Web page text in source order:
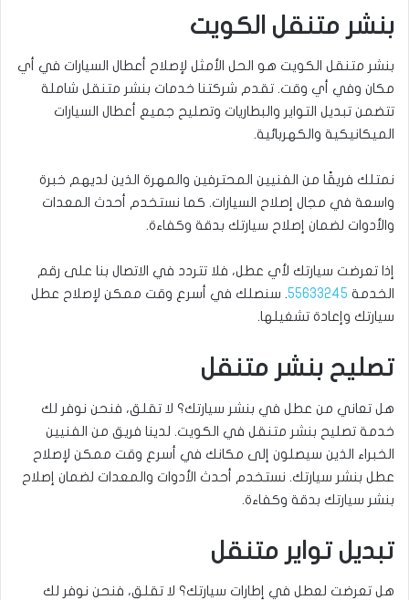
بنشر متنقل الكويت
بنشر متنقل الكويت هو الحل الأمثل لإصلاح أعطال السيارات في أي
مكان وفي أي وقت. تقدم شركتنا خدمات بنشر متنقل شاملة
تتضمن تبديل التواير والبطاريات وتصليح جميع أعطال السيارات
الميكانيكية والكهربائية.
نمتلك فريقًا من الفنيين المحترفين والمهرة الذين لديهم خبرة
واسعة في مجال إصلاح السيارات. كما نستخدم أحدث المعدات
والأدوات لضمان إصلاح سيارتك بدقة وكفاءة.
إذا تعرضت سيارتك لأي عطل، فلا تتردد في الاتصال بنا على رقم
الخدمة 55633245. سنصلك في أسرع وقت ممكن لإصلاح عطل
سيارتك وإعادة تشغيلها.
تصليح بنشر متنقل
هل تعاني من عطل في بنشر سيارتك؟ لا تقلق، فنحن نوفر لك
خدمة تصليح بنشر متنقل في الكويت. لدينا فريق من الفنيين
الخبراء الذين سيصلون إلى مكانك في أسرع وقت ممكن لإصلاح
عطل بنشر سيارتك. نستخدم أحدث الأدوات والمعدات لضمان إصلاح
بنشر سيارتك بدقة وكفاءة.
تبديل تواير متنقل
هل تعرضت لعطل في إطارات سيارتك؟ لا تقلق، فنحن نوفر لك